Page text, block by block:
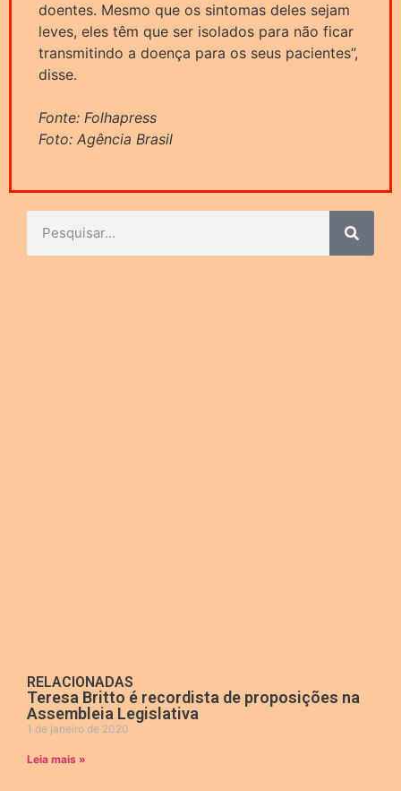
doentes. Mesmo que os sintomas deles sejam
leves, eles têm que ser isolados para não ficar
transmitindo a doença para os seus pacientes”,
disse.
Fonte: Folhapress
Foto: Agência Brasil
RELACIONADAS
Teresa Britto é recordista de proposições na
Assembleia Legislativa
1 de janeiro de 2020
Leia mais »